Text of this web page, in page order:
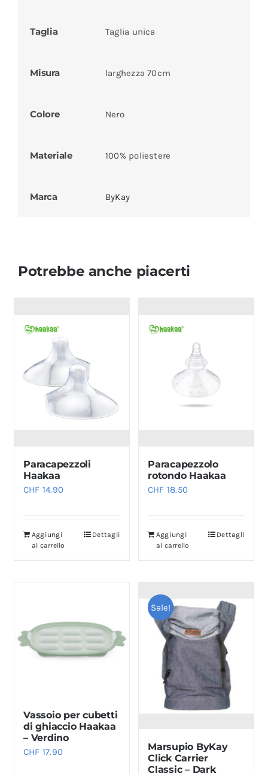
Taglia Taglia unica
Misura larghezza 70cm
Colore Nero
Materiale 100% poliestere
Marca ByKay
Potrebbe anche piacerti
Paracapezzoli
Haakaa
CHF 14.90
Aggiungi
al carrello
Dettagli
Paracapezzolo
rotondo Haakaa
CHF 18.50
Aggiungi
al carrello
Dettagli
Vassoio per cubetti
di ghiaccio Haakaa
– Verdino
CHF 17.90
Sale!
Marsupio ByKay
Click Carrier
Classic – Dark